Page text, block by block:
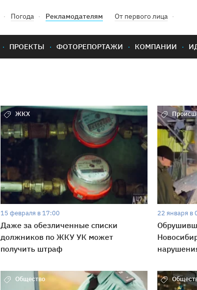
Погода Рекламодателям От первого лица
ПРОЕКТЫ ФОТОРЕПОРТАЖИ КОМПАНИИ
ЖКХ
15 февраля в 17:00
Даже за обезличенные списки
должников по ЖКУ УК может
получить штраф
22 января в
Общество